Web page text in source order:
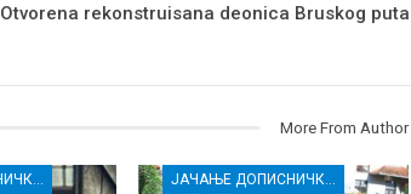
Otvorena rekonstruisana deonica Bruskog puta
More From Author
ЈАЧАЊЕ ДОПИСНИЧКЕ МРЕЖЕ НЕЗАВИСНИХ МЕДИЈА У РАСИНСКОМ ОКРУГУ ЈАЧАЊЕ ДОПИСНИЧКЕ МРЕЖЕ НЕЗАВИСНИХ МЕДИЈА У РАСИНСКОМ ОКРУГУ